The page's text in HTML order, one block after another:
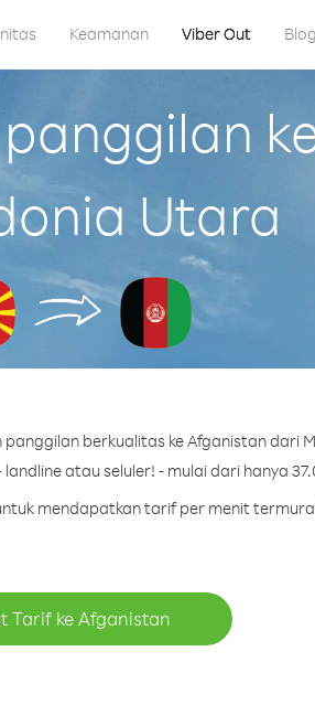
Keamanan Viber Out Blog
Utara
berkualitas ke Afganistan dari
atau seluler! - mulai dari hanya
mendapatkan tarif per menit
Tarif ke Afganistan